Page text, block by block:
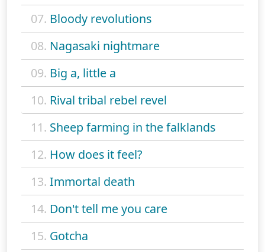
07. Bloody revolutions
08. Nagasaki nightmare
09. Big a, little a
10. Rival tribal rebel revel
11. Sheep farming in the falklands
12. How does it feel?
13. Immortal death
14. Don't tell me you care
15. Gotcha